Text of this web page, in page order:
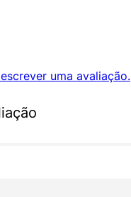
uma avaliação.